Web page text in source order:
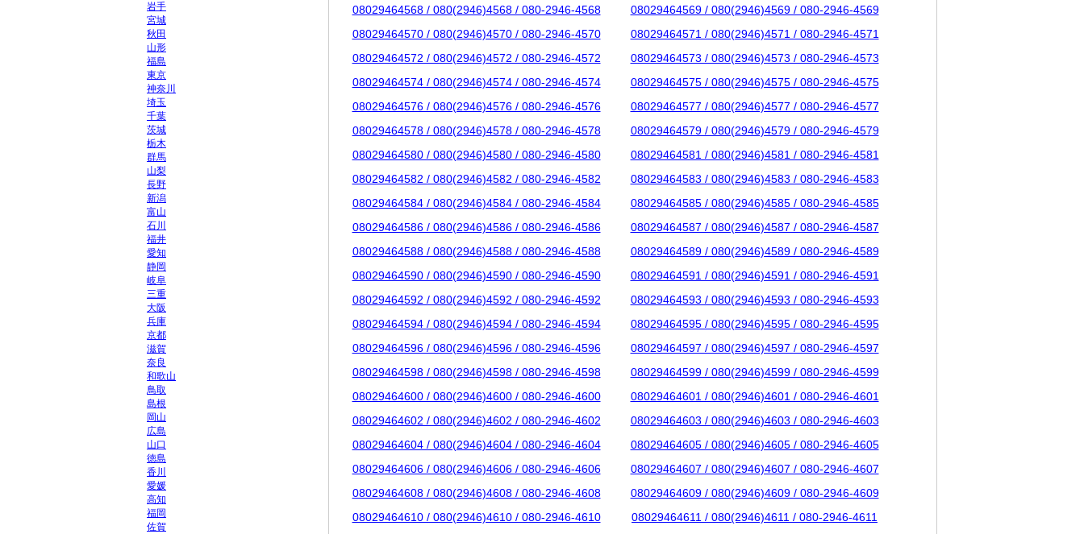
08029464568 / 080(2946)4568 / 080-2946-4568
08029464569 / 080(2946)4569 / 080-2946-4569
08029464570 / 080(2946)4570 / 080-2946-4570
08029464571 / 080(2946)4571 / 080-2946-4571
08029464572 / 080(2946)4572 / 080-2946-4572
08029464573 / 080(2946)4573 / 080-2946-4573
08029464574 / 080(2946)4574 / 080-2946-4574
08029464575 / 080(2946)4575 / 080-2946-4575
08029464576 / 080(2946)4576 / 080-2946-4576
08029464577 / 080(2946)4577 / 080-2946-4577
08029464578 / 080(2946)4578 / 080-2946-4578
08029464579 / 080(2946)4579 / 080-2946-4579
08029464580 / 080(2946)4580 / 080-2946-4580
08029464581 / 080(2946)4581 / 080-2946-4581
08029464582 / 080(2946)4582 / 080-2946-4582
08029464583 / 080(2946)4583 / 080-2946-4583
08029464584 / 080(2946)4584 / 080-2946-4584
08029464585 / 080(2946)4585 / 080-2946-4585
08029464586 / 080(2946)4586 / 080-2946-4586
08029464587 / 080(2946)4587 / 080-2946-4587
08029464588 / 080(2946)4588 / 080-2946-4588
08029464589 / 080(2946)4589 / 080-2946-4589
08029464590 / 080(2946)4590 / 080-2946-4590
08029464591 / 080(2946)4591 / 080-2946-4591
08029464592 / 080(2946)4592 / 080-2946-4592
08029464593 / 080(2946)4593 / 080-2946-4593
08029464594 / 080(2946)4594 / 080-2946-4594
08029464595 / 080(2946)4595 / 080-2946-4595
08029464596 / 080(2946)4596 / 080-2946-4596
08029464597 / 080(2946)4597 / 080-2946-4597
08029464598 / 080(2946)4598 / 080-2946-4598
08029464599 / 080(2946)4599 / 080-2946-4599
08029464600 / 080(2946)4600 / 080-2946-4600
08029464601 / 080(2946)4601 / 080-2946-4601
08029464602 / 080(2946)4602 / 080-2946-4602
08029464603 / 080(2946)4603 / 080-2946-4603
08029464604 / 080(2946)4604 / 080-2946-4604
08029464605 / 080(2946)4605 / 080-2946-4605
08029464606 / 080(2946)4606 / 080-2946-4606
08029464607 / 080(2946)4607 / 080-2946-4607
08029464608 / 080(2946)4608 / 080-2946-4608
08029464609 / 080(2946)4609 / 080-2946-4609
08029464610 / 080(2946)4610 / 080-2946-4610
08029464611 / 080(2946)4611 / 080-2946-4611
岩手
宮城
秋田
山形
福島
東京
神奈川
埼玉
千葉
茨城
栃木
群馬
山梨
長野
新潟
富山
石川
福井
愛知
静岡
岐阜
三重
大阪
兵庫
京都
滋賀
奈良
和歌山
鳥取
島根
岡山
広島
山口
徳島
香川
愛媛
高知
福岡
佐賀